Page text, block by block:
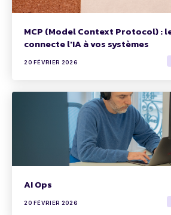
MCP (Model Context Protocol) :
connecte l'IA à vos systèmes
20 FÉVRIER 2026
AI Ops
20 FÉVRIER 2026